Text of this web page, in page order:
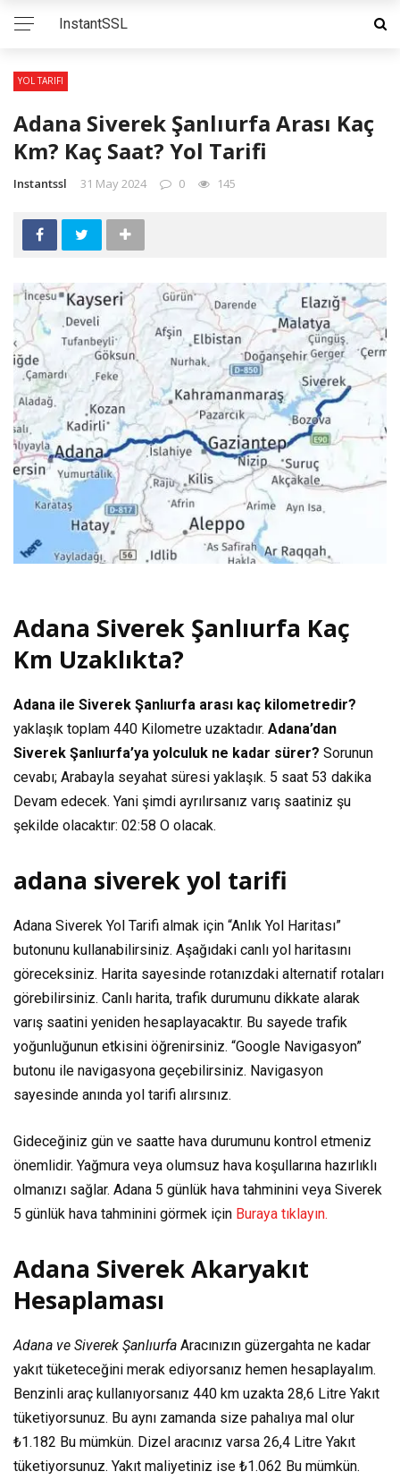
InstantSSL
YOL TARIFI
Adana Siverek Şanlıurfa Arası Kaç
Km? Kaç Saat? Yol Tarifi
Instantssl 31 May 2024 0 145
Adana Siverek Şanlıurfa Kaç
Km Uzaklıkta?
Adana ile Siverek Şanlıurfa arası kaç kilometredir?
yaklaşık toplam 440 Kilometre uzaktadır. Adana’dan
Siverek Şanlıurfa’ya yolculuk ne kadar sürer? Sorunun
cevabı; Arabayla seyahat süresi yaklaşık. 5 saat 53 dakika
Devam edecek. Yani şimdi ayrılırsanız varış saatiniz şu
şekilde olacaktır: 02:58 O olacak.
adana siverek yol tarifi
Adana Siverek Yol Tarifi almak için “Anlık Yol Haritası”
butonunu kullanabilirsiniz. Aşağıdaki canlı yol haritasını
göreceksiniz. Harita sayesinde rotanızdaki alternatif rotaları
görebilirsiniz. Canlı harita, trafik durumunu dikkate alarak
varış saatini yeniden hesaplayacaktır. Bu sayede trafik
yoğunluğunun etkisini öğrenirsiniz. “Google Navigasyon”
butonu ile navigasyona geçebilirsiniz. Navigasyon
sayesinde anında yol tarifi alırsınız.
Gideceğiniz gün ve saatte hava durumunu kontrol etmeniz
önemlidir. Yağmura veya olumsuz hava koşullarına hazırlıklı
olmanızı sağlar. Adana 5 günlük hava tahminini veya Siverek
5 günlük hava tahminini görmek için Buraya tıklayın.
Adana Siverek Akaryakıt
Hesaplaması
Adana ve Siverek Şanlıurfa Aracınızın güzergahta ne kadar
yakıt tüketeceğini merak ediyorsanız hemen hesaplayalım.
Benzinli araç kullanıyorsanız 440 km uzakta 28,6 Litre Yakıt
tüketiyorsunuz. Bu aynı zamanda size pahalıya mal olur
₺1.182 Bu mümkün. Dizel aracınız varsa 26,4 Litre Yakıt
tüketiyorsunuz. Yakıt maliyetiniz ise ₺1.062 Bu mümkün.